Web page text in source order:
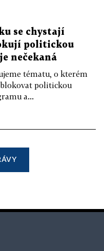
se chystají
politickou
nečekaná
tématu, o kterém
blokovat politickou
a...